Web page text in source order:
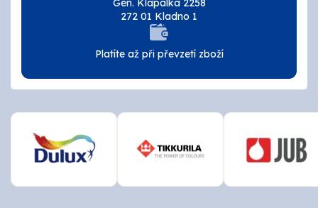
Štětce, válečky, nářadí
ZNAČKY
Gen. Klapálka 2258
272 01 Kladno 1
Platíte až při převzetí zboží